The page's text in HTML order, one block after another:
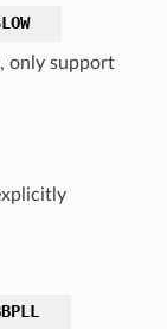
only support